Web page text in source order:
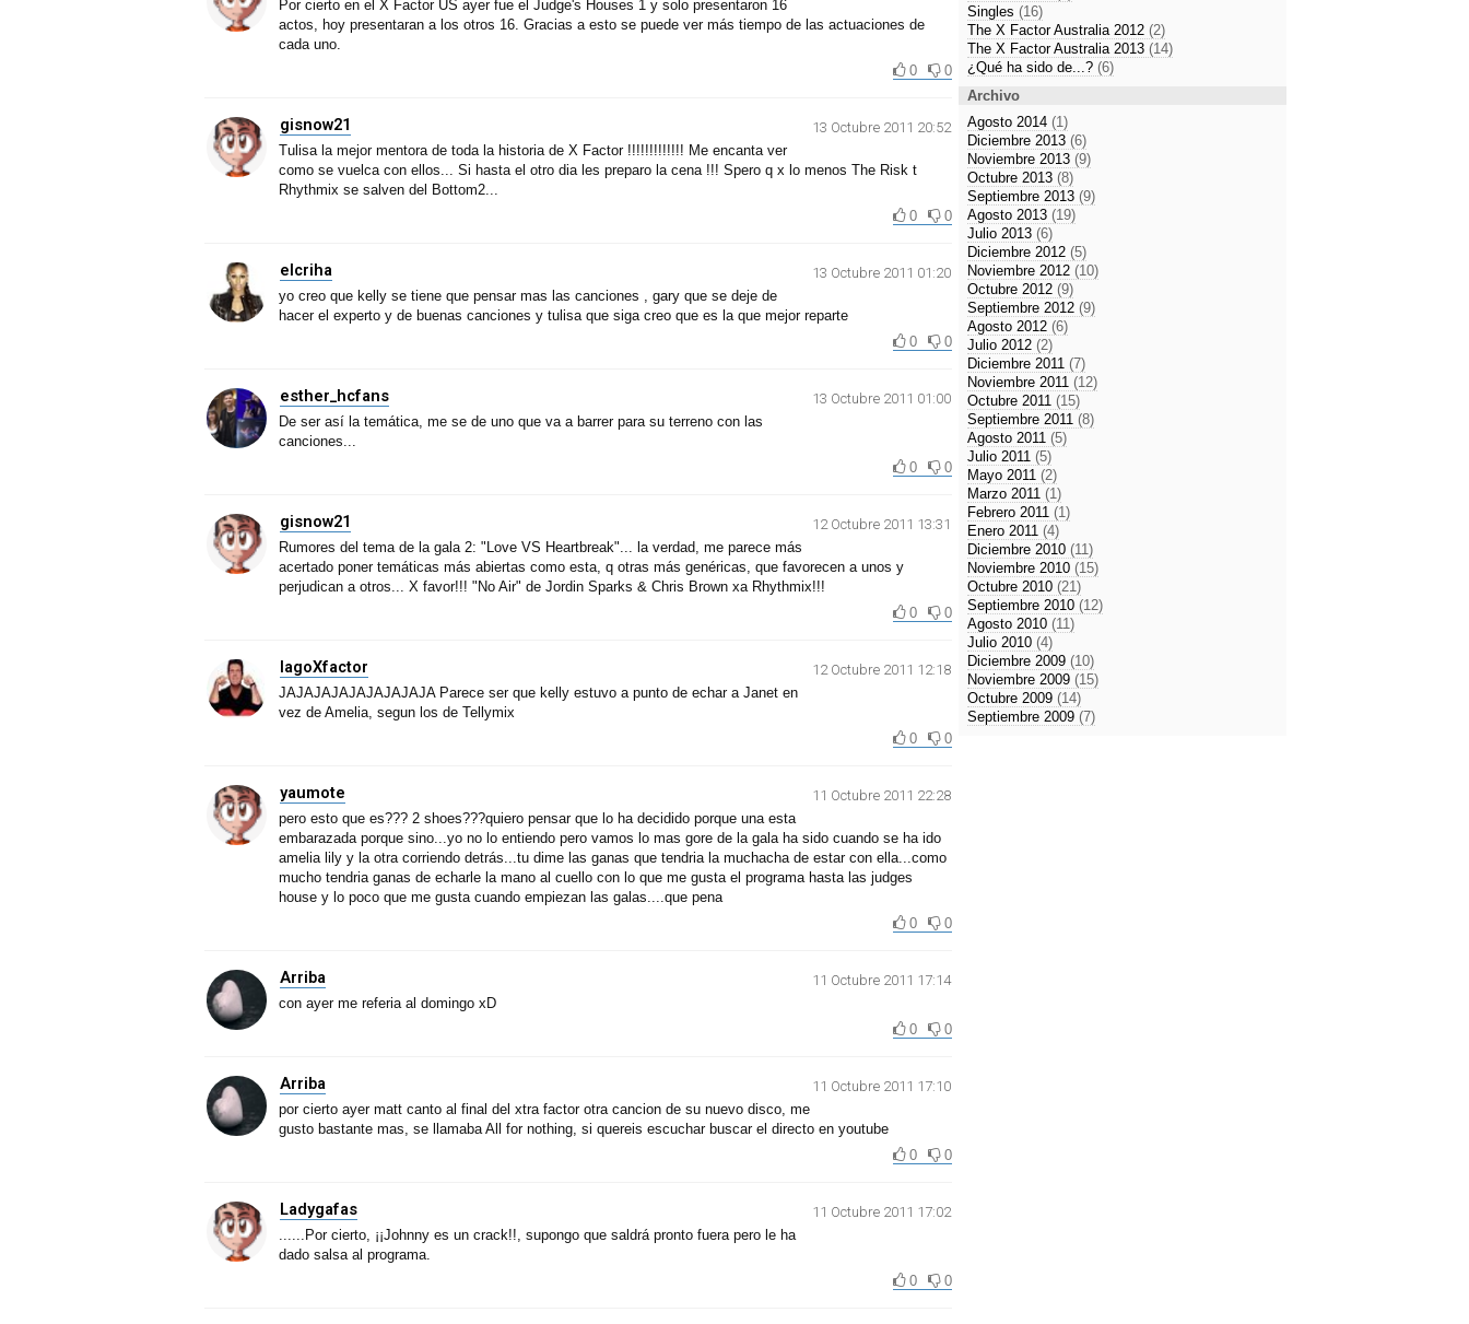
Por cierto en el X Factor US ayer fue el Judge's Houses 1 y solo presentaron 16
actos, hoy presentaran a los otros 16. Gracias a esto se puede ver más tiempo de las actuaciones de
cada uno.
0
0
gisnow21
13 Octubre 2011 20:52
Tulisa la mejor mentora de toda la historia de X Factor !!!!!!!!!!!!! Me encanta ver
como se vuelca con ellos... Si hasta el otro dia les preparo la cena !!! Spero q x lo menos The Risk t
Rhythmix se salven del Bottom2...
0
0
elcriha
13 Octubre 2011 01:20
yo creo que kelly se tiene que pensar mas las canciones , gary que se deje de
hacer el experto y de buenas canciones y tulisa que siga creo que es la que mejor reparte
0
0
esther_hcfans
13 Octubre 2011 01:00
De ser así la temática, me se de uno que va a barrer para su terreno con las
canciones...
0
0
gisnow21
12 Octubre 2011 13:31
Rumores del tema de la gala 2: "Love VS Heartbreak"... la verdad, me parece más
acertado poner temáticas más abiertas como esta, q otras más genéricas, que favorecen a unos y
perjudican a otros... X favor!!! "No Air" de Jordin Sparks & Chris Brown xa Rhythmix!!!
0
0
IagoXfactor
12 Octubre 2011 12:18
JAJAJAJAJAJAJAJAJA Parece ser que kelly estuvo a punto de echar a Janet en
vez de Amelia, segun los de Tellymix
0
0
yaumote
11 Octubre 2011 22:28
pero esto que es??? 2 shoes???quiero pensar que lo ha decidido porque una esta
embarazada porque sino...yo no lo entiendo pero vamos lo mas gore de la gala ha sido cuando se ha ido
amelia lily y la otra corriendo detrás...tu dime las ganas que tendria la muchacha de estar con ella...como
mucho tendria ganas de echarle la mano al cuello con lo que me gusta el programa hasta las judges
house y lo poco que me gusta cuando empiezan las galas....que pena
0
0
Arriba
11 Octubre 2011 17:14
con ayer me referia al domingo xD
0
0
Arriba
11 Octubre 2011 17:10
por cierto ayer matt canto al final del xtra factor otra cancion de su nuevo disco, me
gusto bastante mas, se llamaba All for nothing, si quereis escuchar buscar el directo en youtube
0
0
Ladygafas
11 Octubre 2011 17:02
......Por cierto, ¡¡Johnny es un crack!!, supongo que saldrá pronto fuera pero le ha
dado salsa al programa.
0
0
Singles (16)
The X Factor Australia 2012 (2)
The X Factor Australia 2013 (14)
¿Qué ha sido de...? (6)
Archivo
Agosto 2014 (1)
Diciembre 2013 (6)
Noviembre 2013 (9)
Octubre 2013 (8)
Septiembre 2013 (9)
Agosto 2013 (19)
Julio 2013 (6)
Diciembre 2012 (5)
Noviembre 2012 (10)
Octubre 2012 (9)
Septiembre 2012 (9)
Agosto 2012 (6)
Julio 2012 (2)
Diciembre 2011 (7)
Noviembre 2011 (12)
Octubre 2011 (15)
Septiembre 2011 (8)
Agosto 2011 (5)
Julio 2011 (5)
Mayo 2011 (2)
Marzo 2011 (1)
Febrero 2011 (1)
Enero 2011 (4)
Diciembre 2010 (11)
Noviembre 2010 (15)
Octubre 2010 (21)
Septiembre 2010 (12)
Agosto 2010 (11)
Julio 2010 (4)
Diciembre 2009 (10)
Noviembre 2009 (15)
Octubre 2009 (14)
Septiembre 2009 (7)